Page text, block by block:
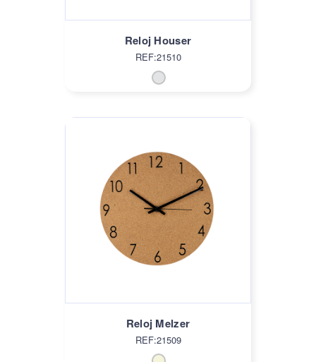
Reloj Houser
REF:21510
Reloj Melzer
REF:21509